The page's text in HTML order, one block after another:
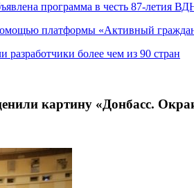
программа в честь 87-летия
платформы «Активный
более чем из 90 стран
картину «Донбасс.